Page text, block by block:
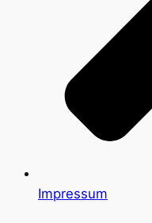
Impressum